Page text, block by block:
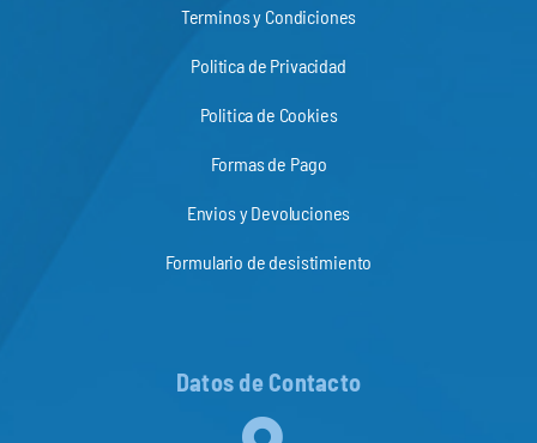
Terminos y Condiciones
Politica de Privacidad
Politica de Cookies
Formas de Pago
Envios y Devoluciones
Formulario de desistimiento
Datos de Contacto